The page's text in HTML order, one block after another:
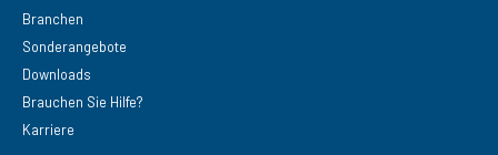
Branchen
Sonderangebote
Downloads
Brauchen Sie Hilfe?
Karriere